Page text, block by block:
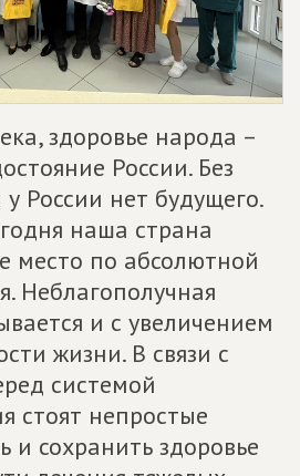
здоровье народа –
России. Без
России нет будущего.
наша страна
место по абсолютной
Неблагополучная
и с увеличением
жизни. В связи с
системой
стоят непростые
и сохранить здоровье